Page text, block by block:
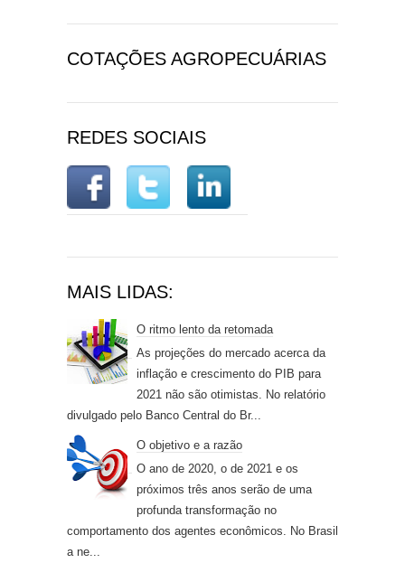
COTAÇÕES AGROPECUÁRIAS
REDES SOCIAIS
MAIS LIDAS:
O ritmo lento da retomada
As projeções do mercado acerca da
inflação e crescimento do PIB para
2021 não são otimistas. No relatório
divulgado pelo Banco Central do Br...
O objetivo e a razão
O ano de 2020, o de 2021 e os
próximos três anos serão de uma
profunda transformação no
comportamento dos agentes econômicos. No Brasil
a ne...